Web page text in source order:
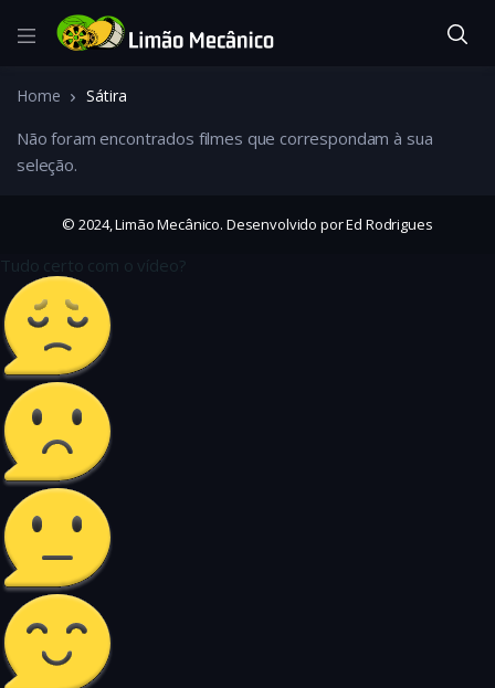
Home Sátira
Não foram encontrados filmes que correspondam à sua
seleção.
© 2024, Limão Mecânico. Desenvolvido por Ed Rodrigues
Tudo certo com o vídeo?